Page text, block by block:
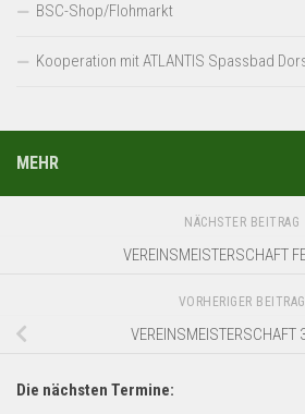
BSC-Shop/Flohmarkt
Kooperation mit ATLANTIS Spassbad
MEHR
NÄCHSTER BEITRAG
VEREINSMEISTERSCHAFT
VORHERIGER BEITRAG
VEREINSMEISTERSCHAFT
Die nächsten Termine: